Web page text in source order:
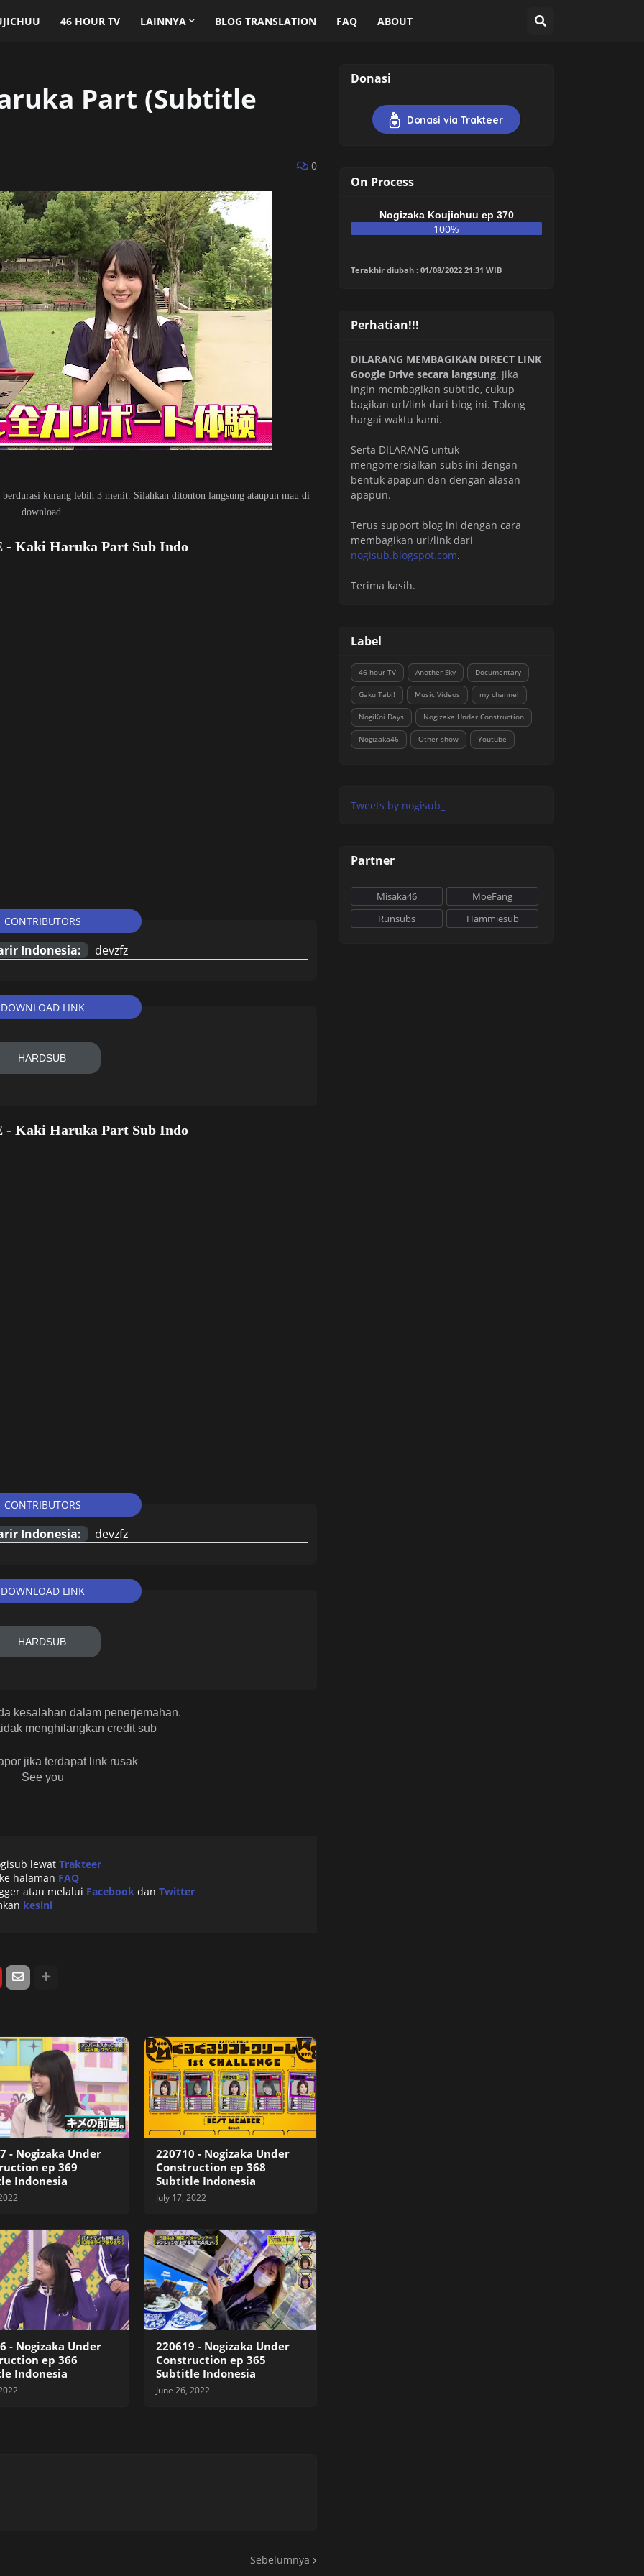
46 HOUR TV LAINNYA BLOG TRANSLATION FAQ ABOUT
Part (Subtitle
0
kurang lebih 3 menit. Silahkan ditonton langsung ataupun mau di
download.
- Kaki Haruka Part Sub Indo
CONTRIBUTORS
Indonesia: devzfz
DOWNLOAD LINK
HARDSUB
- Kaki Haruka Part Sub Indo
CONTRIBUTORS
Indonesia: devzfz
DOWNLOAD LINK
HARDSUB
kesalahan dalam penerjemahan.
menghilangkan credit sub
jika terdapat link rusak
See you
lewat Trakteer
halaman FAQ
atau melalui Facebook dan Twitter
kesini
- Nogizaka Under
ep 369
Indonesia
220710 - Nogizaka Under
Construction ep 368
Subtitle Indonesia
July 17, 2022
- Nogizaka Under
ep 366
Indonesia
220619 - Nogizaka Under
Construction ep 365
Subtitle Indonesia
June 26, 2022
Sebelumnya
Donasi
Donasi via Trakteer
On Process
Nogizaka Koujichuu ep 370
100%
Terakhir diubah : 01/08/2022 21:31 WIB
Perhatian!!!
DILARANG MEMBAGIKAN DIRECT LINK
Google Drive secara langsung. Jika
ingin membagikan subtitle, cukup
bagikan url/link dari blog ini. Tolong
hargai waktu kami.
Serta DILARANG untuk
mengomersialkan subs ini dengan
bentuk apapun dan dengan alasan
apapun.
Terus support blog ini dengan cara
membagikan url/link dari
nogisub.blogspot.com.
Terima kasih.
Label
46 hour TV Another Sky Documentary
Gaku Tabi! Music Videos my channel
NogiKoi Days Nogizaka Under Construction
Nogizaka46 Other show Youtube
Tweets by nogisub_
Partner
Misaka46
MoeFang
Runsubs
Hammiesub